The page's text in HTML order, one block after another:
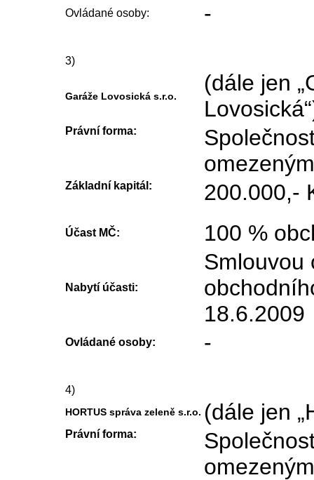
Ovládané osoby: -
3)
Garáže Lovosická s.r.o.
(dále jen
Právní forma:
omezeným
Základní kapitál: 200.000,-
Účast MČ: 100 %
Nabytí účasti:
Smlouvou
18.6.2009
Ovládané osoby: -
4)
HORTUS správa zeleně s.r.o. (dále jen
Právní forma:
omezeným